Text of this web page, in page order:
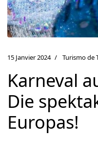
15 Janvier 2024 Turismo de
Karneval
Die
Europas!